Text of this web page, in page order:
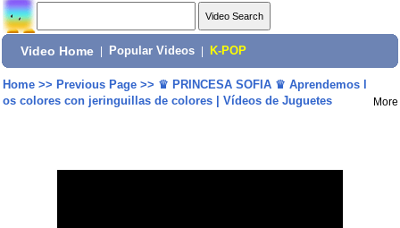
Video Home Popular Videos K-POP
Home>> Previous Page>> ♛ PRINCESA SOFIA ♛ Aprendemos l
os colores con jeringuillas de colores | Vídeos de Juguetes
More